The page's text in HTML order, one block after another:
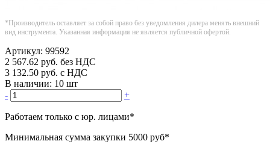
*Производитель оставляет за собой право без уведомления дилера менять внешний
вид инструмента. Указанная информация не является публичной офертой.
Артикул: 99592
2 567.62 руб. без НДС
3 132.50 руб. с НДС
В наличии: 10 шт
-
+
Работаем только с юр. лицами*
Минимальная сумма закупки 5000 руб*